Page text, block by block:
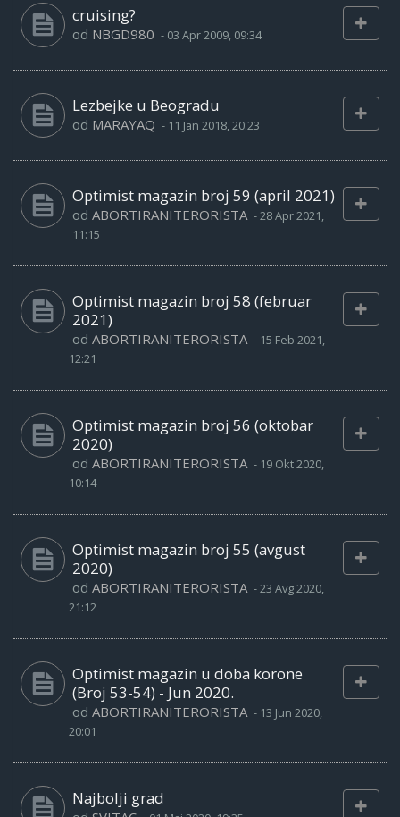
cruising?
od NBGD980 - 03 Apr 2009, 09:34
Lezbejke u Beogradu
od MARAYAQ - 11 Jan 2018, 20:23
Optimist magazin broj 59 (april 2021)
od ABORTIRANITERORISTA -28 Apr 2021,
11:15
Optimist magazin broj 58 (februar
2021)
od ABORTIRANITERORISTA - 15 Feb 2021,
12:21
Optimist magazin broj 56 (oktobar
2020)
od ABORTIRANITERORISTA - 19 Okt 2020,
10:14
Optimist magazin broj 55 (avgust
2020)
od ABORTIRANITERORISTA -23 Avg 2020,
21:12
Optimist magazin u doba korone
(Broj 53-54) - Jun 2020.
od ABORTIRANITERORISTA - 13 Jun 2020,
20:01
Najbolji grad